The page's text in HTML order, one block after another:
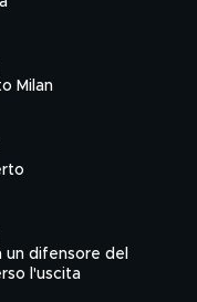
Milan
un difensore del
l'uscita